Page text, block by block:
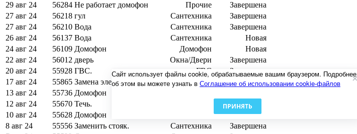
29 авг 24
56284 Не работает домофон Прочие
Завершена
27 авг 24
56218 гул Сантехника
Завершена
27 авг 24
56210 Вода Сантехника
Завершена
26 авг 24
56137 Вода Сантехника
Новая
24 авг 24
56109 Домофон Домофон
Новая
22 авг 24
56012 дверь Окна/Двери
Завершена
20 авг 24
55928 ГВС. ГВС
Завершена
17 авг 24
55865 Замена электросчетчика Электричество
Завершена
13 авг 24
55736 Домофон
12 авг 24
55670 Течь.
Завершена
10 авг 24
55628 Домофон
Завершена
8 авг 24
55556 Заменить стояк. Сантехника
Завершена
Сайт использует файлы cookie, обрабатываемые вашим браузером. Подробнее
об этом вы можете узнать в Соглашение об использовании cookie-файлов
ПРИНЯТЬ